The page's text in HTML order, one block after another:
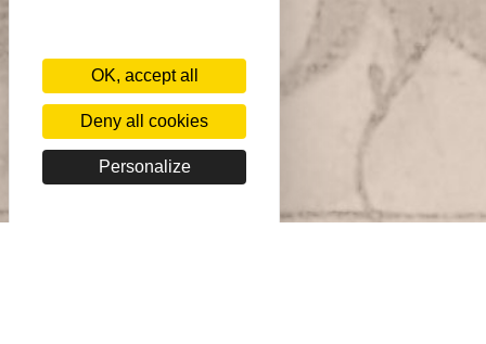
OK, accept all
Deny all cookies
Personalize